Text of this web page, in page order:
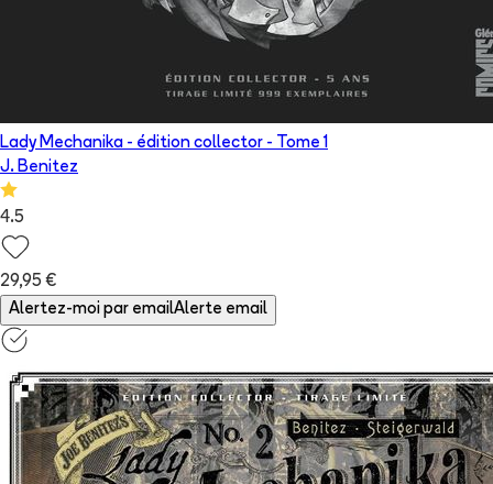
Lady Mechanika - édition collector - Tome 1
J. Benitez
4.5
29,95 €
Alertez-moi par emailAlerte email